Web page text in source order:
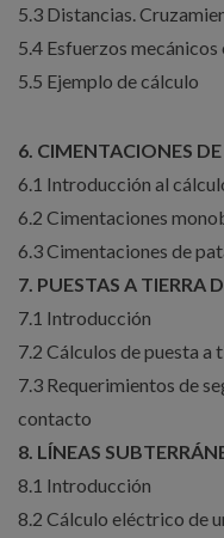
5.3 Distancias.
5.4 Esfuerzos mecánicos
5.5 Ejemplo de cálculo
6. CIMENTACIONES DE
6.1 Introducción al
6.2 Cimentaciones
6.3 Cimentaciones de
7. PUESTAS A TIERRA
7.1 Introducción
7.2 Cálculos de puesta a
7.3 Requerimientos de
contacto
8. LÍNEAS
8.1 Introducción
8.2 Cálculo eléctrico de